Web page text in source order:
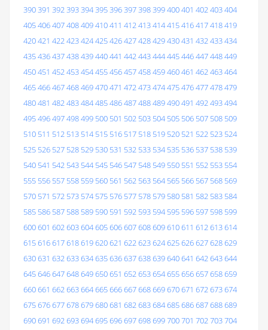
390391 392393394395396397398399400401 402403404
405406407408409410411 412413414415416417418419
420421 422423424425426427428429430431 432433434
435436437438439440441 442443444445446447448449
450451 452453454455456457458459460461 462463464
465466467468469470471 472473474475476477478479
480481 482483484485486487488489490491 492493494
495496497498499 500 501 502 503 504 505 506 507 508 509
510 511 512 513 514 515 516 517 518 519 520 521 522 523 524
525 526 527 528 529 530 531 532 533 534 535 536 537 538 539
540 541 542 543 544 545 546 547 548 549 550 551 552 553 554
555 556 557 558 559 560 561 562 563 564 565 566 567 568 569
570 571 572 573 574 575 576 577 578 579 580 581 582 583 584
585 586 587 588 589 590 591 592 593 594 595 596 597 598 599
600601 602603604605606607608609610611 612613614
615616617618619620621 622623624625626627628629
630631 632633634635636637638639640641 642643644
645646647648649650651 652653654655656657658659
660661 662663664665666667668669670671 672673674
675676677678679680681 682683684685686687688689
690691 692693694695696697698699700701 702703704